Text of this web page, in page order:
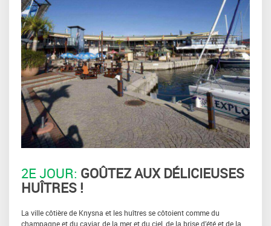
2E JOUR: GOÛTEZ AUX DÉLICIEUSES
HUÎTRES !
La ville côtière de Knysna et les huîtres se côtoient comme du
champagne et du caviar, de la mer et du ciel, de la brise d’été et de la